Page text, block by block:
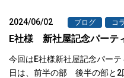
2024/06/02 ブログ コ
E社様 新社屋記念パーテ
今回はE社様新社屋記念パー
日は、前半の部 後半の部と2